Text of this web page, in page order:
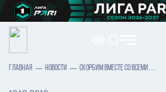
ГЛАВНАЯ НОВОСТИ СКОРБИМ ВМЕСТЕ СО ВСЕМИ…